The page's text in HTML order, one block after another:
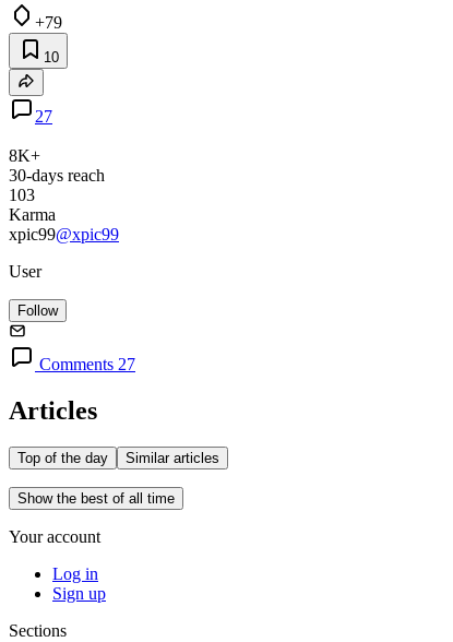
+79
10
27
8K+
30-days reach
103
Karma
xpic99@xpic99
User
Follow
Comments 27
Articles
Top of the day Similar articles
Show the best of all time
Your account
Log in
Sign up
Sections